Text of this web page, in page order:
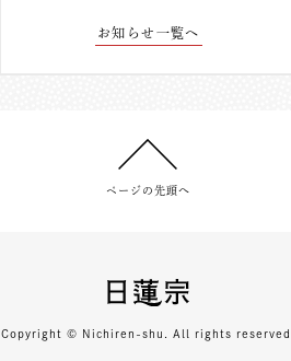
お知らせ一覧へ
ページの先頭へ
Copyright © Nichiren-shu. All rights reserved.